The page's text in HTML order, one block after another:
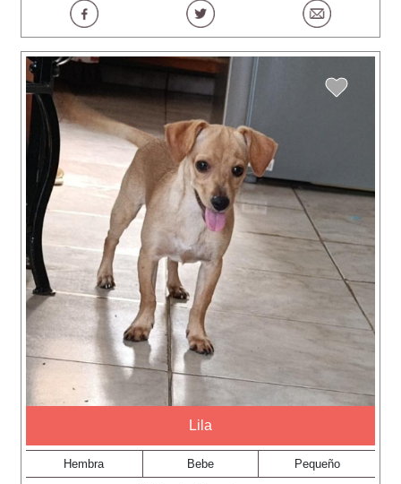
Lila
Hembra Bebe Pequeño